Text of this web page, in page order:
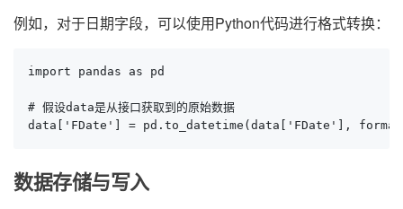
例如，对于日期字段，可以使用Python代码进行格式转换：
import pandas as pd
# 假设data是从接口获取到的原始数据
data['FDate'] = pd.to_datetime(data['FDate'],
数据存储与写入